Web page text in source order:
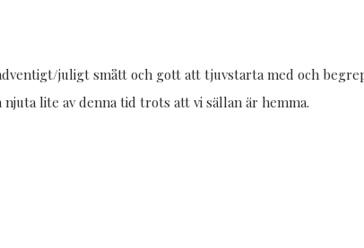
juligt smått och gott att tjuvstarta med och
lite av denna tid trots att vi sällan är hemma.